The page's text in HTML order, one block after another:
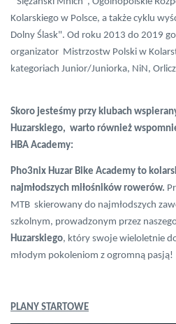
Kolarskiego w Polsce, a także cyklu
Dolny Ślask". Od roku 2013 do 2019
organizator Mistrzostw Polski w
kategoriach Junior/Juniorka, NiN,
Skoro jesteśmy przy klubach
Huzarskiego, warto również
HBA Academy:
Pho3nix Huzar Bike Academy to
najmłodszych miłośników rowerów.
MTB skierowany do najmłodszych
szkolnym, prowadzonym przez
Huzarskiego, który swoje wieloletnie
młodym pokoleniom z ogromną pasją!
PLANY STARTOWE